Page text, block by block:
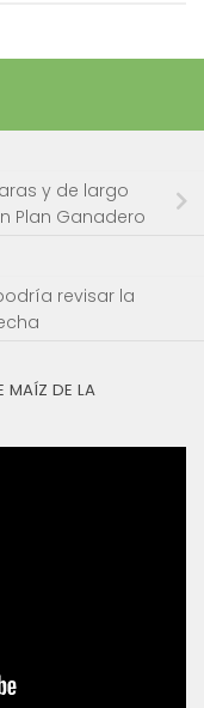
y de largo
Plan Ganadero
revisar la
MAÍZ DE LA